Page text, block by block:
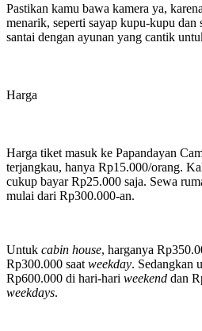
Pastikan kamu bawa kamera ya,
menarik, seperti sayap kupu-kupu dan
santai dengan ayunan yang cantik
Harga
Harga tiket masuk ke Papandayan
terjangkau, hanya Rp15.000/orang.
cukup bayar Rp25.000 saja. Sewa
mulai dari Rp300.000-an.
Untuk cabin house, harganya
Rp300.000 saat weekday. Sedangkan
Rp600.000 di hari-hari weekend dan
weekdays.